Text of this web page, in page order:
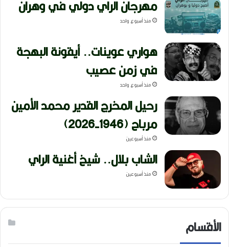
مهرجان الراي دولي في وهران
منذ أسبوع واحد
هواري عوينات.. أيقونة البهجة
في زمن عصيب
منذ أسبوع واحد
رحيل المخرج القدير محمد الأمين
مرباح (1946-2026)
منذ أسبوعين
الشاب بلال.. شيخ أغنية الراي
منذ أسبوعين
الأقسام